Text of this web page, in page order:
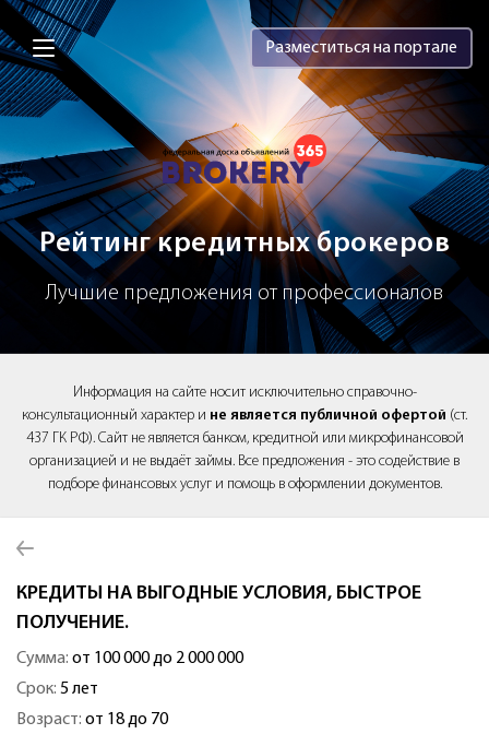
Brokery365 - Рейтинг кредитных
Разместиться на портале
Рейтинг кредитных брокеров
Лучшие предложения от профессионалов
Информация на сайте носит исключительно справочно-
консультационный характер и не является публичной офертой (ст.
437 ГК РФ). Сайт не является банком, кредитной или микрофинансовой
организацией и не выдаёт займы. Все предложения - это содействие в
подборе финансовых услуг и помощь в оформлении документов.
КРЕДИТЫ НА ВЫГОДНЫЕ УСЛОВИЯ, БЫСТРОЕ
ПОЛУЧЕНИЕ.
Сумма: от 100 000 до 2 000 000
Срок: 5 лет
Возраст: от 18 до 70